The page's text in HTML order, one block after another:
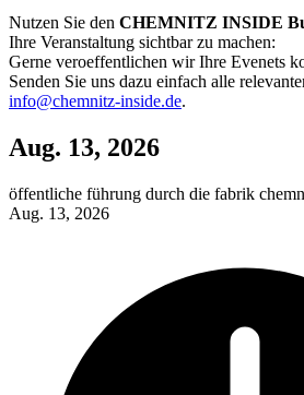
Nutzen Sie den CHEMNITZ INSIDE
Ihre Veranstaltung sichtbar zu machen:
Gerne veroeffentlichen wir Ihre Evenets
Senden Sie uns dazu einfach alle
info@chemnitz-inside.de.
Aug. 13, 2026
öf­fent­liche führung durch die fab­rik
Aug. 13, 2026